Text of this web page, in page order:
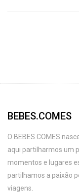
BEBES.COMES
O BEBES.COMES
aqui partilharmos um
momentos e lugares
partilhamos a paixão
viagens.